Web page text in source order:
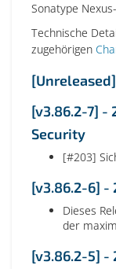
Sonatype
Technische
zugehörigen
[Unreleased]
[v3.86.2-7] -
Security
[#203]
[v3.86.2-6] -
Dieses
der
[v3.86.2-5] -